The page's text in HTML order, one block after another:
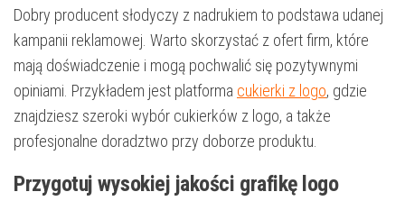
Dobry producent słodyczy z nadrukiem to podstawa udanej
kampanii reklamowej. Warto skorzystać z ofert firm, które
mają doświadczenie i mogą pochwalić się pozytywnymi
opiniami. Przykładem jest platforma cukierki z logo, gdzie
znajdziesz szeroki wybór cukierków z logo, a także
profesjonalne doradztwo przy doborze produktu.
Przygotuj wysokiej jakości grafikę logo